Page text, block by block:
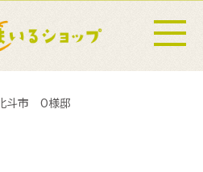
斗市 O様邸